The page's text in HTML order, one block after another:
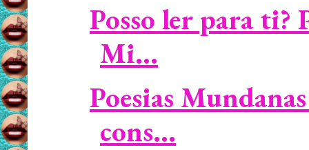
Posso ler para ti?
Mi...
Poesias
cons...